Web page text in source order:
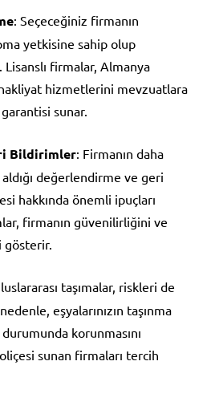
: Seçeceğiniz firmanın
yetkisine sahip olup
Lisanslı firmalar, Almanya
hizmetlerini mevzuatlara
sunar.
Bildirimler: Firmanın daha
değerlendirme ve geri
hakkında önemli ipuçları
firmanın güvenilirliğini ve
taşımalar, riskleri de
eşyalarınızın taşınma
korunmasını
sunan firmaları tercih